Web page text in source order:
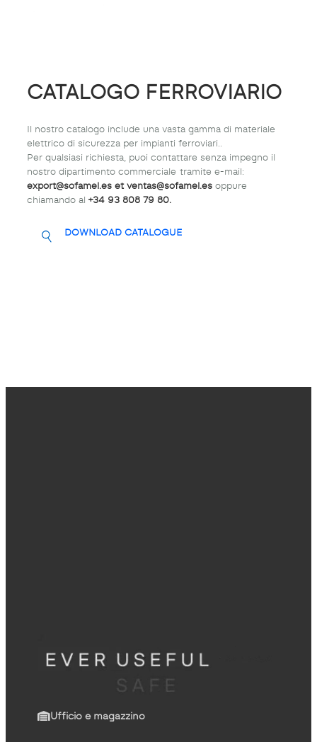
CATALOGO FERROVIARIO
Il nostro catalogo include una vasta gamma di materiale
elettrico di sicurezza per impianti ferroviari..
Per qualsiasi richiesta, puoi contattare senza impegno il
nostro dipartimento commerciale tramite e-mail:
export@sofamel.es et ventas@sofamel.es oppure
chiamando al +34 93 808 79 80.
DOWNLOAD CATALOGUE
Ufficio e magazzino